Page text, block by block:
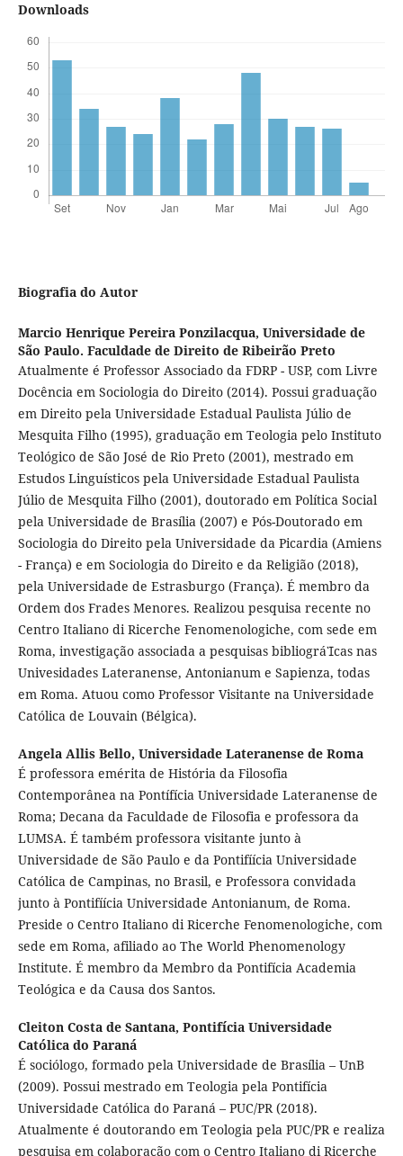
Downloads
Biografia do Autor
Marcio Henrique Pereira Ponzilacqua, Universidade de
São Paulo. Faculdade de Direito de Ribeirão Preto
Atualmente é Professor Associado da FDRP - USP, com Livre
Docência em Sociologia do Direito (2014). Possui graduação
em Direito pela Universidade Estadual Paulista Júlio de
Mesquita Filho (1995), graduação em Teologia pelo Instituto
Teológico de São José de Rio Preto (2001), mestrado em
Estudos Linguísticos pela Universidade Estadual Paulista
Júlio de Mesquita Filho (2001), doutorado em Política Social
pela Universidade de Brasília (2007) e Pós-Doutorado em
Sociologia do Direito pela Universidade da Picardia (Amiens
- França) e em Sociologia do Direito e da Religião (2018),
pela Universidade de Estrasburgo (França). É membro da
Ordem dos Frades Menores. Realizou pesquisa recente no
Centro Italiano di Ricerche Fenomenologiche, com sede em
Roma, investigação associada a pesquisas bibliográcas nas
Univesidades Lateranense, Antonianum e Sapienza, todas
em Roma. Atuou como Professor Visitante na Universidade
Católica de Louvain (Bélgica).
Angela Allis Bello, Universidade Lateranense de Roma
É professora emérita de História da Filosofia
Contemporânea na Pontífícia Universidade Lateranense de
Roma; Decana da Faculdade de Filosofia e professora da
LUMSA. É também professora visitante junto à
Universidade de São Paulo e da Pontifíícia Universidade
Católica de Campinas, no Brasil, e Professora convidada
junto à Pontifíícia Universidade Antonianum, de Roma.
Preside o Centro Italiano di Ricerche Fenomenologiche, com
sede em Roma, afiliado ao The World Phenomenology
Institute. É membro da Membro da Pontifícia Academia
Teológica e da Causa dos Santos.
Cleiton Costa de Santana, Pontifícia Universidade
Católica do Paraná
É sociólogo, formado pela Universidade de Brasília – UnB
(2009). Possui mestrado em Teologia pela Pontifícia
Universidade Católica do Paraná – PUC/PR (2018).
Atualmente é doutorando em Teologia pela PUC/PR e realiza
pesquisa em colaboração com o Centro Italiano di Ricerche